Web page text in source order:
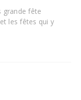
grande fête
les fêtes qui y